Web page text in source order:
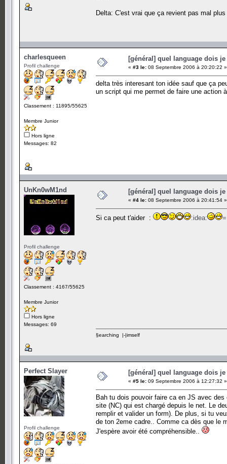
Delta: C'est vrai que ça revient pas mal
charlesqueen
Profil challenge
Classement : 11895/55625
Membre Junior
Hors ligne
Messages: 82
[général] quel language dois
« #3 le: 08 Septembre 2006 à 20:20:22 »
delta très interesant ton idée sauf que ça
un script qui me permet de faire une action
UnKn0wM1nd
Profil challenge
Classement : 4167/55625
Membre Junior
Hors ligne
Messages: 69
[général] quel language dois
« #4 le: 08 Septembre 2006 à 20:41:54 »
Si ca peut t'aider : :idea:
§earching |-|imself
Perfect Slayer
Profil challenge
[général] quel language dois
« #5 le: 09 Septembre 2006 à 12:27:32 »
Bah tu dois pouvoir faire ca en JS avec
site (NC) qui est chargé depuis le net. Le
remplir et valider un form). De plus, si tu
de ton 2eme cadre.. Comme ca dès que le
J'espère avoir été compréhensible..